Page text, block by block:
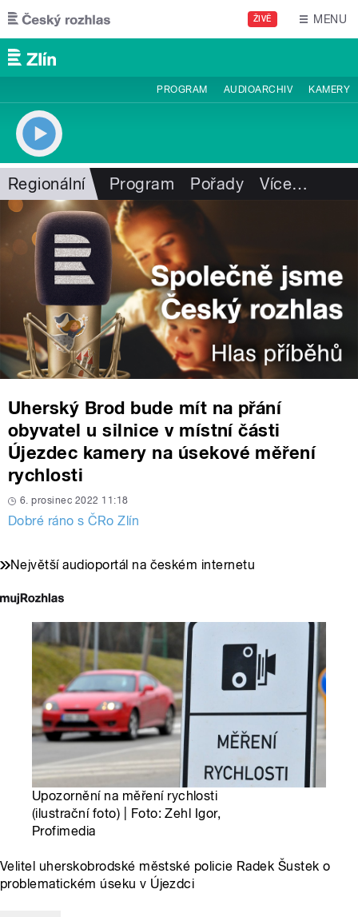
Přejít k hlavnímu obsahu
ŽIVĚ MENU
PROGRAM AUDIOARCHIV KAMERY
Regionální Program Pořady Více…
Uherský Brod bude mít na přání
obyvatel u silnice v místní části
Újezdec kamery na úsekové měření
rychlosti
6. prosinec 2022 11:18
Dobré ráno s ČRo Zlín
Největší audioportál na českém internetu
Upozornění na měření rychlosti
(ilustrační foto) | Foto: Zehl Igor,
Profimedia
Velitel uherskobrodské městské policie Radek Šustek o
problematickém úseku v Újezdci